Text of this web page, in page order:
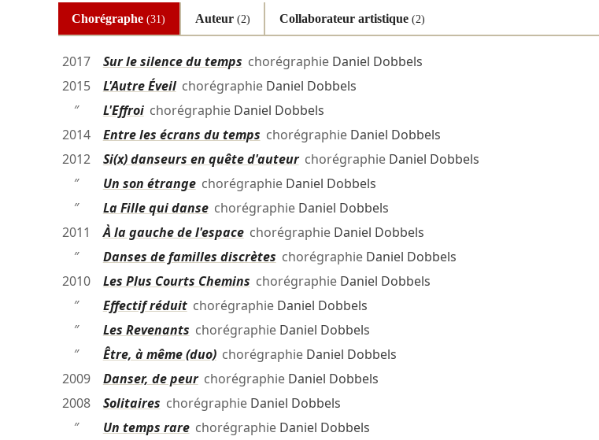
Chorégraphe(31) Auteur (2) Collaborateur artistique(2)
2017 Sur le silence du temps chorégraphie Daniel Dobbels
2015
L'Autre Éveilchorégraphie Daniel Dobbels
″
L'Effroichorégraphie Daniel Dobbels
2014
Entre les écrans du temps chorégraphie Daniel Dobbels
2012
Si(x) danseurs en quête d'auteurchorégraphie Daniel Dobbels
″
Un son étrangechorégraphie Daniel Dobbels
″
La Fille qui dansechorégraphie Daniel Dobbels
2011
À la gauche de l'espacechorégraphie Daniel Dobbels
″
Danses de familles discrètes chorégraphie Daniel Dobbels
2010
Les Plus Courts Chemins chorégraphie Daniel Dobbels
″
Effectif réduitchorégraphie Daniel Dobbels
″
Les Revenants chorégraphie Daniel Dobbels
″
Être, à même (duo)chorégraphie Daniel Dobbels
2009
Danser, de peurchorégraphie Daniel Dobbels
2008
Solitaires chorégraphie Daniel Dobbels
″
Un temps rarechorégraphie Daniel Dobbels